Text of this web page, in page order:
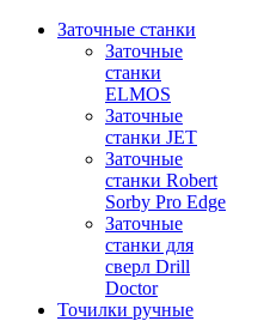
Заточные станки
Заточные
станки
ELMOS
Заточные
станки JET
Заточные
станки Robert
Sorby Pro Edge
Заточные
станки для
сверл Drill
Doctor
Точилки ручные